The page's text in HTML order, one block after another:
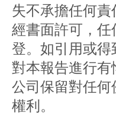
失不承擔任何
經書面許可，
登。如引用或
對本報告進行
公司保留對任
權利。